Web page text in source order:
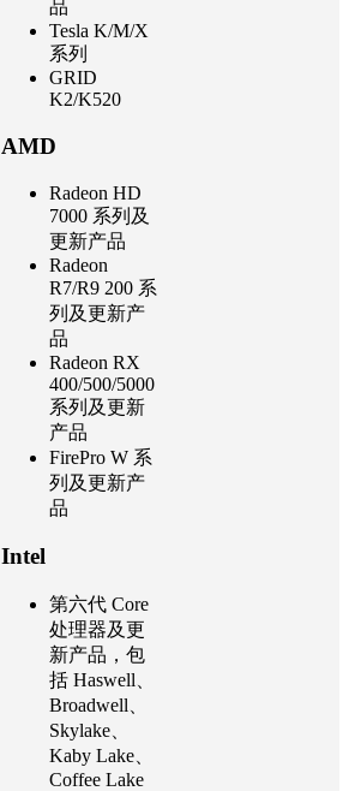
品
Tesla K/M/X
系列
GRID
K2/K520
AMD
Radeon HD
7000 系列及
更新产品
Radeon
R7/R9 200 系
列及更新产
品
Radeon RX
400/500/5000
系列及更新
产品
FirePro W 系
列及更新产
品
Intel
第六代 Core
处理器及更
新产品，包
括 Haswell、
Broadwell、
Skylake、
Kaby Lake、
Coffee Lake